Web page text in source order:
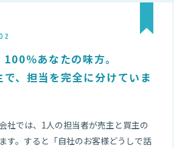
％あなたの味方。
、担当を完全に分けていま
社では、1人の担当者が売主と買主の
す。すると「自社のお客様どうしで話